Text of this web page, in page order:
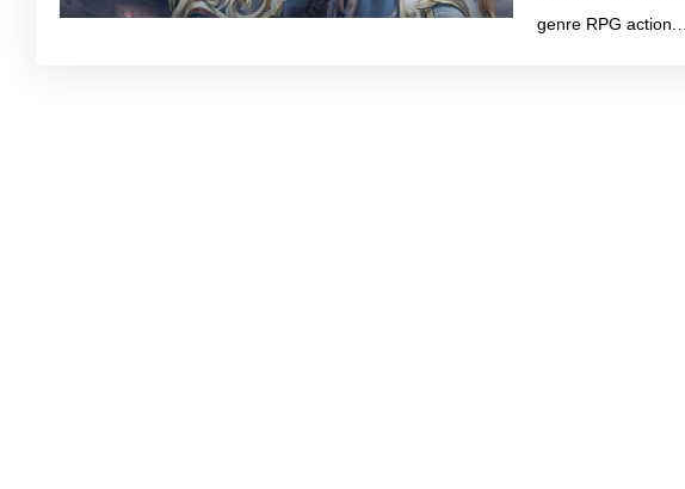
genre RPG action.…